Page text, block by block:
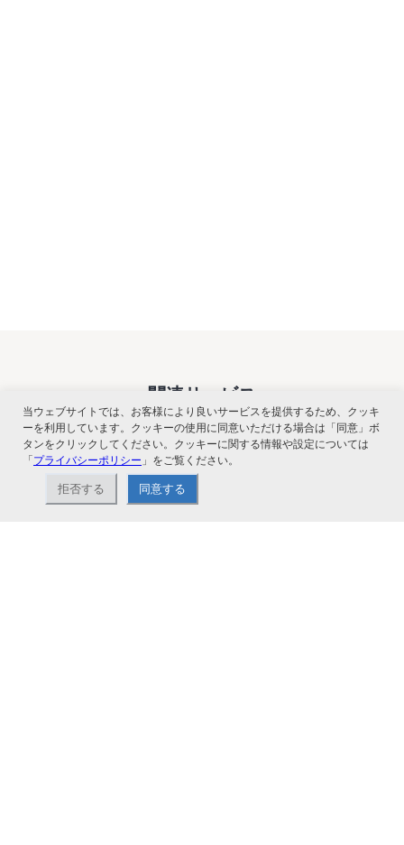
関連サービス
当ウェブサイトでは、お客様により良いサービスを提供するため、クッキ
ーを利用しています。クッキーの使用に同意いただける場合は「同意」ボ
タンをクリックしてください。クッキーに関する情報や設定については
「プライバシーポリシー 」をご覧ください。
拒否する 同意する